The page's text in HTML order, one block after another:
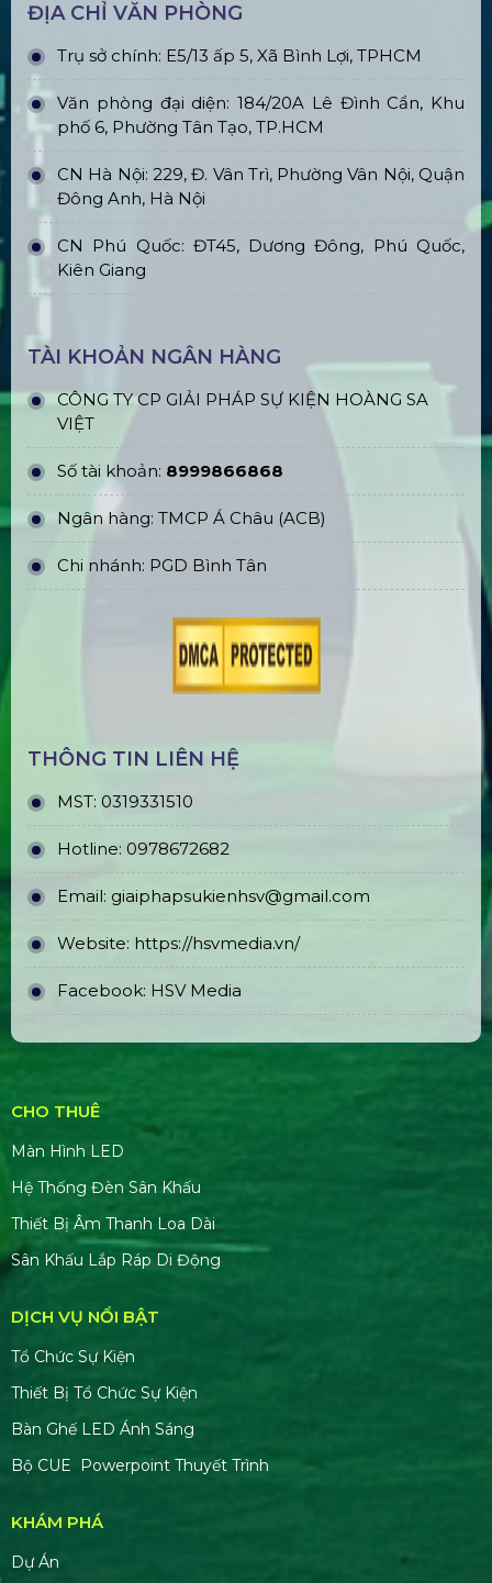
ĐỊA CHỈ VĂN PHÒNG
Trụ sở chính: E5/13 ấp 5, Xã Bình Lợi, TPHCM
Văn phòng đại diện: 184/20A Lê Đình Cẩn, Khu
phố 6, Phường Tân Tạo, TP.HCM
CN Hà Nội: 229, Đ. Vân Trì, Phường Vân Nội, Quận
Đông Anh, Hà Nội
CN Phú Quốc: ĐT45, Dương Đông, Phú Quốc,
Kiên Giang
TÀI KHOẢN NGÂN HÀNG
CÔNG TY CP GIẢI PHÁP SỰ KIỆN HOÀNG SA
VIỆT
Số tài khoản: 8999866868
Ngân hàng: TMCP Á Châu (ACB)
Chi nhánh: PGD Bình Tân
THÔNG TIN LIÊN HỆ
MST: 0319331510
Hotline: 0978672682
Email: giaiphapsukienhsv@gmail.com
Website: https://hsvmedia.vn/
Facebook: HSV Media
CHO THUÊ
Màn Hình LED
Hệ Thống Đèn Sân Khấu
Thiết Bị Âm Thanh Loa Dài
Sân Khấu Lắp Ráp Di Động
DỊCH VỤ NỔI BẬT
Tổ Chức Sự Kiện
Thiết Bị Tổ Chức Sự Kiện
Bàn Ghế LED Ánh Sáng
Bộ CUE Powerpoint Thuyết Trình
KHÁM PHÁ
Dự Án